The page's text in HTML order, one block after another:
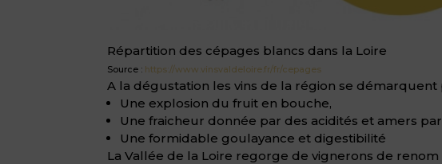
Répartition des cépages blancs dans la Loire
Source : https://www.vinsvaldeloire.fr/fr/cepages
A la dégustation les vins de la région se démarquent
Une explosion du fruit en bouche,
Une fraicheur donnée par des acidités et amers
Une formidable goulayance et digestibilité
La Vallée de la Loire regorge de vignerons de renom